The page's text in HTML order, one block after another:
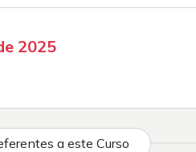
2025
a este Curso